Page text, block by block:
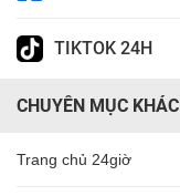
TIKTOK 24H
CHUYÊN MỤC KHÁC
Trang chủ 24giờ